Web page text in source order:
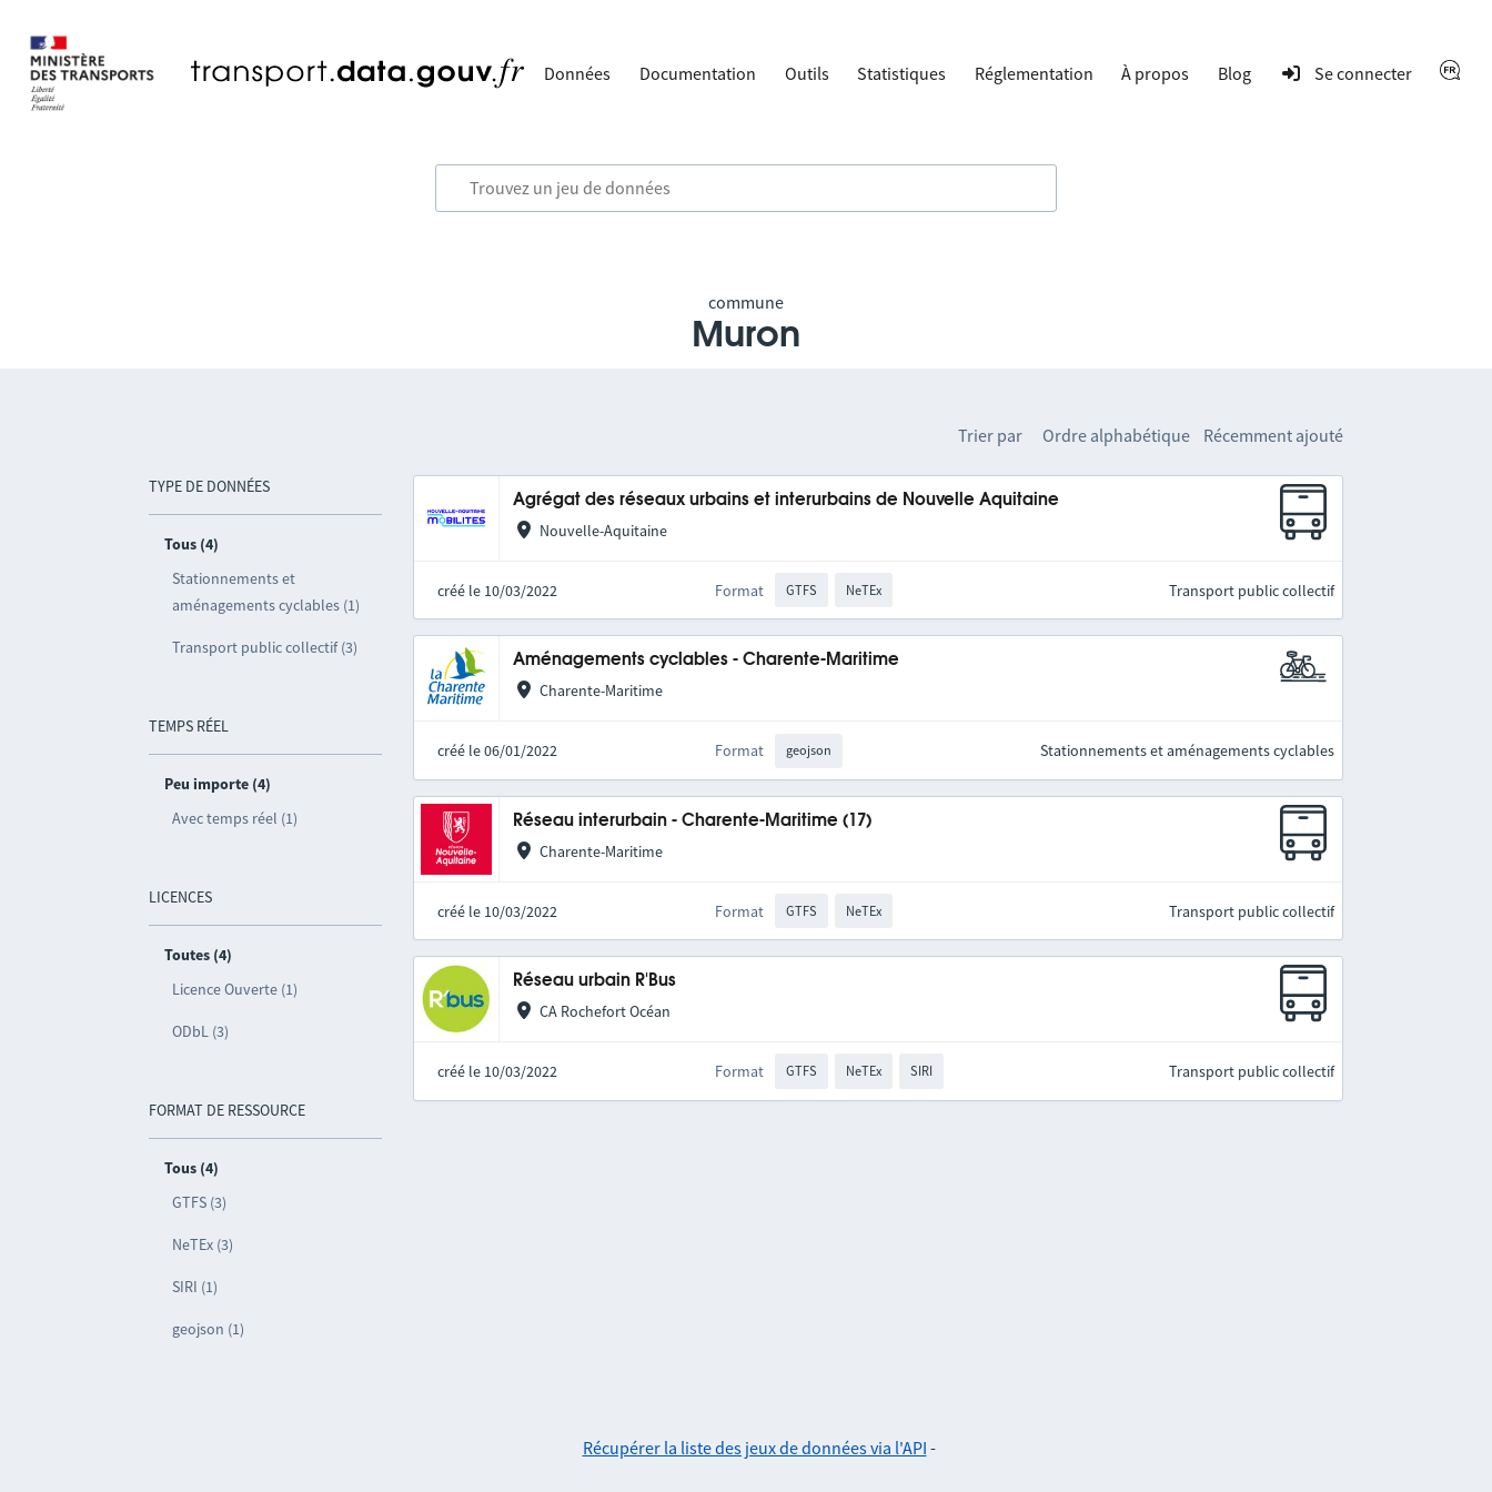
Données Documentation Outils Statistiques Réglementation À propos Blog Se connecter
commune
Muron
TYPE DE DONNÉES
Tous (4)
Stationnements et
aménagements cyclables (1)
Transport public collectif (3)
TEMPS RÉEL
Peu importe (4)
Avec temps réel (1)
LICENCES
Toutes (4)
Licence Ouverte (1)
ODbL (3)
FORMAT DE RESSOURCE
Tous (4)
GTFS (3)
NeTEx (3)
SIRI (1)
geojson (1)
Trier par Ordre alphabétique Récemment ajouté
Agrégat des réseaux urbains et interurbains de Nouvelle Aquitaine
Nouvelle-Aquitaine
créé le 10/03/2022 Format GTFS NeTEx Transport public collectif
Aménagements cyclables - Charente-Maritime
Charente-Maritime
créé le 06/01/2022 Format geojson Stationnements et aménagements cyclables
Réseau interurbain - Charente-Maritime (17)
Charente-Maritime
créé le 10/03/2022 Format GTFS NeTEx Transport public collectif
Réseau urbain R'Bus
CA Rochefort Océan
créé le 10/03/2022 Format GTFS NeTEx SIRI Transport public collectif
Récupérer la liste des jeux de données via l'API -